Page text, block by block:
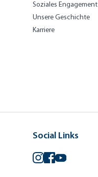
Soziales Engagement
Unsere Geschichte
Karriere
Social Links
Instagram
Facebook
YouTube